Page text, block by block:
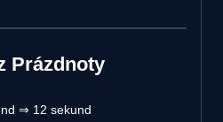
Prázdnoty
⇒ 12 sekund